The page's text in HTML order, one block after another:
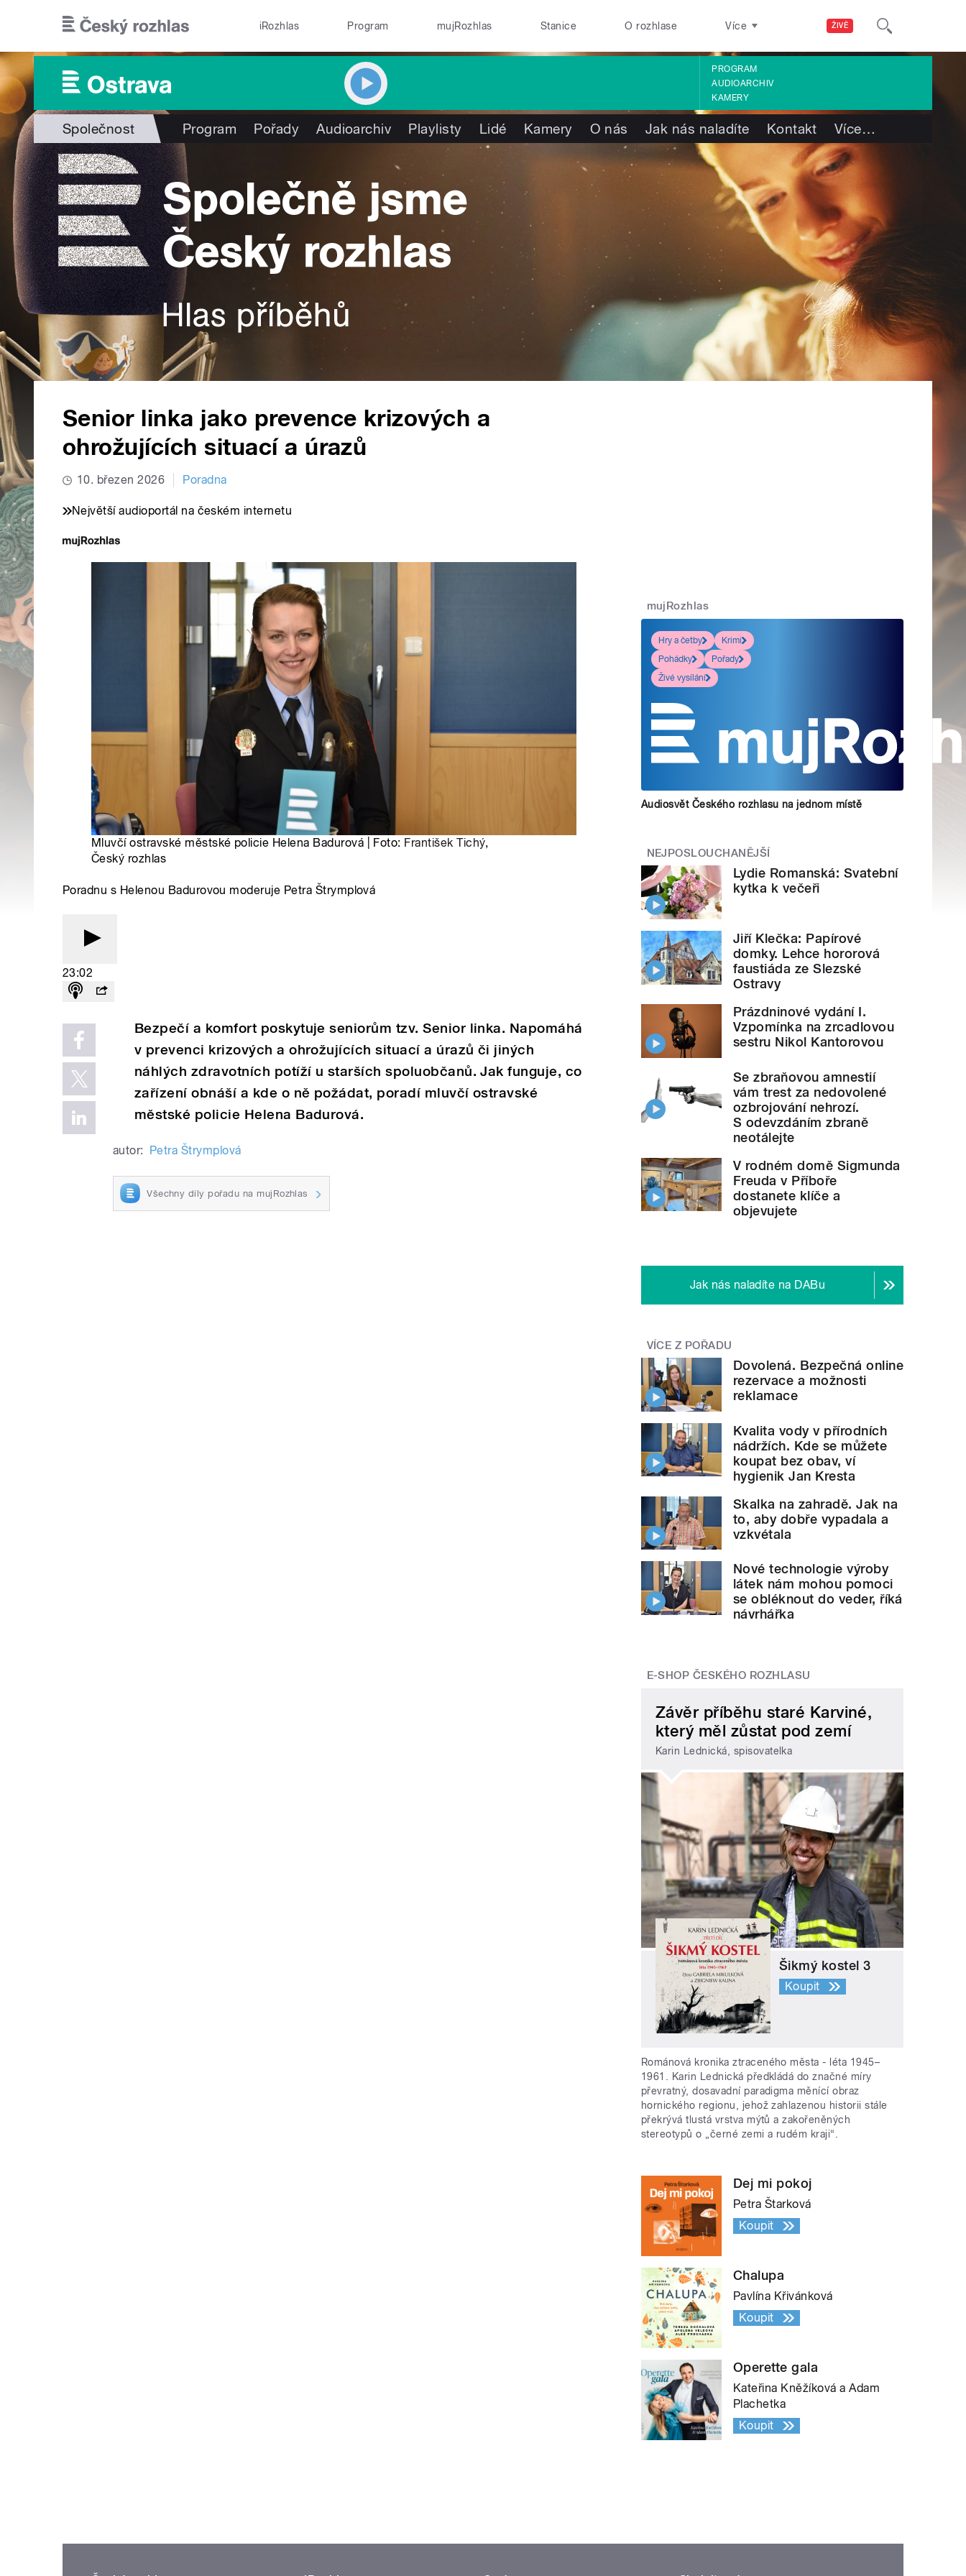
ŽIVĚ
iRozhlas Program mujRozhlas Stanice O rozhlase Více
PROGRAM
AUDIOARCHIV
KAMERY
Společnost Program Pořady Audioarchiv Playlisty Lidé Kamery O nás Jak nás naladíte Kontakt Více…
Senior linka jako prevence krizových a
ohrožujících situací a úrazů
10. březen 2026 Poradna
Největší audioportál na českém internetu
Mluvčí ostravské městské policie Helena Badurová | Foto: František Tichý,
Český rozhlas
Poradnu s Helenou Badurovou moderuje Petra Štrymplová
23:02
Bezpečí a komfort poskytuje seniorům tzv. Senior linka. Napomáhá
v prevenci krizových a ohrožujících situací a úrazů či jiných
náhlých zdravotních potíží u starších spoluobčanů. Jak funguje, co
zařízení obnáší a kde o ně požádat, poradí mluvčí ostravské
městské policie Helena Badurová.
autor: Petra Štrymplová
Všechny díly pořadu na mujRozhlas
mujRozhlas
Hry a četby
Krimi
Pohádky
Pořady
Živé vysílání
Audiosvět Českého rozhlasu na jednom místě
NEJPOSLOUCHANĚJŠÍ
Lydie Romanská: Svatební
kytka k večeři
Jiří Klečka: Papírové
domky. Lehce hororová
faustiáda ze Slezské
Ostravy
Prázdninové vydání I.
Vzpomínka na zrcadlovou
sestru Nikol Kantorovou
Se zbraňovou amnestií
vám trest za nedovolené
ozbrojování nehrozí.
S odevzdáním zbraně
neotálejte
V rodném domě Sigmunda
Freuda v Příboře
dostanete klíče a
objevujete
Jak nás naladíte na DABu
VÍCE Z POŘADU
Dovolená. Bezpečná online
rezervace a možnosti
reklamace
Kvalita vody v přírodních
nádržích. Kde se můžete
koupat bez obav, ví
hygienik Jan Kresta
Skalka na zahradě. Jak na
to, aby dobře vypadala a
vzkvétala
Nové technologie výroby
látek nám mohou pomoci
se obléknout do veder, říká
návrhářka
E-SHOP ČESKÉHO ROZHLASU
Závěr příběhu staré Karviné,
který měl zůstat pod zemí
Karin Lednická, spisovatelka
Šikmý kostel 3
Koupit
Románová kronika ztraceného města - léta 1945–
1961. Karin Lednická předkládá do značné míry
převratný, dosavadní paradigma měnící obraz
hornického regionu, jehož zahlazenou historii stále
překrývá tlustá vrstva mýtů a zakořeněných
stereotypů o „černé zemi a rudém kraji“.
Dej mi pokoj
Petra Štarková
Koupit
Chalupa
Pavlína Křivánková
Koupit
Operette gala
Kateřina Kněžíková a Adam
Plachetka
Koupit